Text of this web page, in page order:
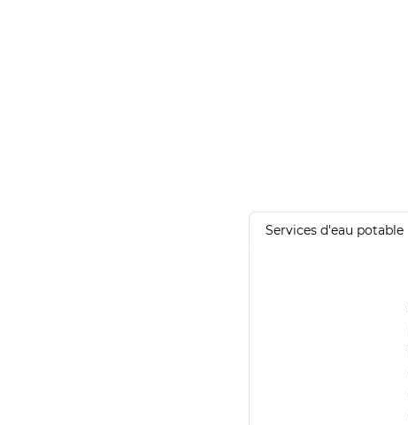
Services d'eau potable